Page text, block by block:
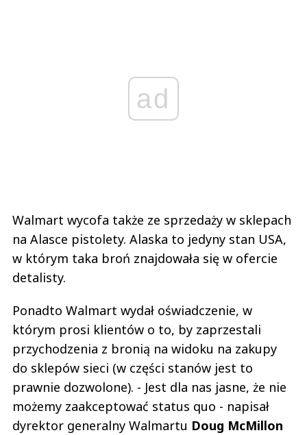
ad
Walmart wycofa także ze sprzedaży w sklepach
na Alasce pistolety. Alaska to jedyny stan USA,
w którym taka broń znajdowała się w ofercie
detalisty.
Ponadto Walmart wydał oświadczenie, w
którym prosi klientów o to, by zaprzestali
przychodzenia z bronią na widoku na zakupy
do sklepów sieci (w części stanów jest to
prawnie dozwolone). - Jest dla nas jasne, że nie
możemy zaakceptować status quo - napisał
dyrektor generalny Walmartu Doug McMillon